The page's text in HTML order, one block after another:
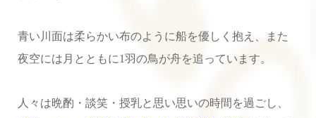
青い川面は柔らかい布のように船を優しく抱え、また
夜空には月とともに1羽の鳥が舟を追っています。
人々は晩酌・談笑・授乳と思い思いの時間を過ごし、